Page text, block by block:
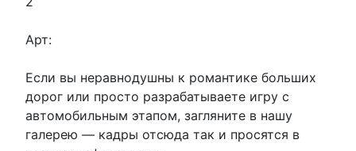
Арт:
Если вы неравнодушны к романтике больших
дорог или просто разрабатываете игру с
автомобильным этапом, загляните в нашу
галерею — кадры отсюда так и просятся в